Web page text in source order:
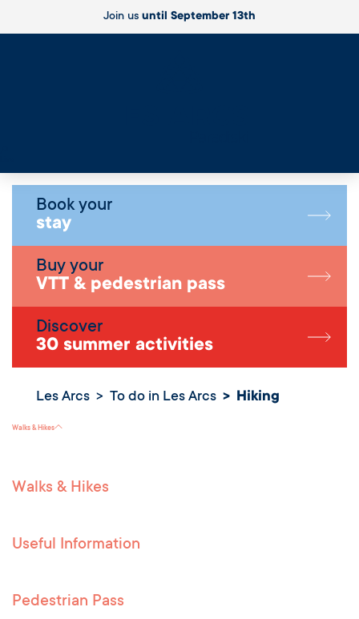
Join us until September 13th
Book your
stay
Buy your
VTT & pedestrian pass
Discover
30 summer activities
Les Arcs To do in Les Arcs Hiking
Walks & Hikes
Walks & Hikes
Useful Information
Pedestrian Pass